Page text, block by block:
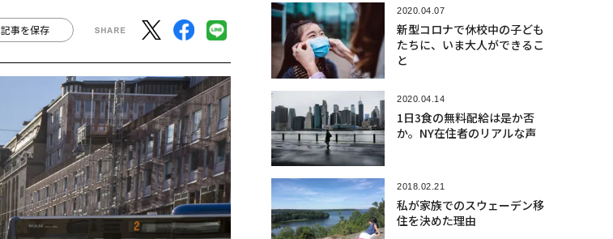
記事を保存
2020.04.07
新型コロナで休校中の子ども
たちに、いま大人ができるこ
と
2020.04.14
1日3食の無料配給は是か否
か。NY在住者のリアルな声
2018.02.21
私が家族でのスウェーデン移
住を決めた理由